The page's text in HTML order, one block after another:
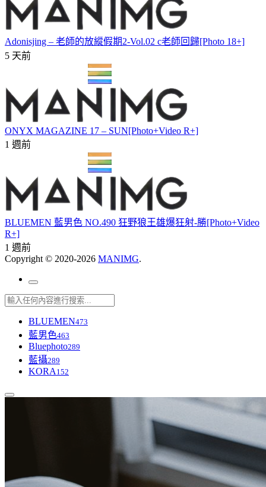
Adonisjing – 老師的放縱假期2-Vol.02 c老師回歸[Photo 18+]
5 天前
ONYX MAGAZINE 17 – SUN[Photo+Video R+]
1 週前
BLUEMEN 藍男色 NO.490 狂野狼王雄爆狂射-勝[Photo+Video
R+]
1 週前
Copyright © 2020-2026 MANIMG.
BLUEMEN473
藍男色463
Bluephoto289
藍攝289
KORA 152